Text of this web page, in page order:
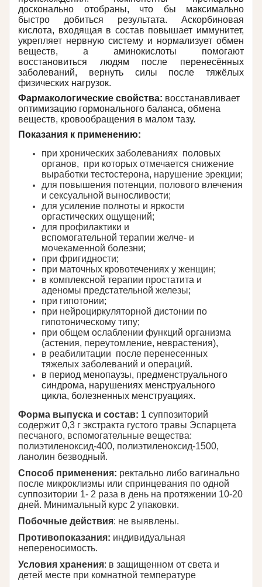
досконально отобраны, что бы максимально
быстро добиться результата. Аскорбиновая
кислота, входящая в состав повышает иммунитет,
укрепляет нервную систему и нормализует обмен
веществ, а аминокислоты помогают
восстановиться людям после перенесённых
заболеваний, вернуть силы после тяжёлых
физических нагрузок.
Фармакологические свойства: восстанавливает
оптимизацию гормонального баланса, обмена
веществ, кровообращения в малом тазу.
Показания к применению:
при хронических заболеваниях половых
органов, при которых отмечается снижение
выработки тестостерона, нарушение эрекции;
для повышения потенции, полового влечения
и сексуальной выносливости;
для усиление полноты и яркости
оргастических ощущений;
для профилактики и
вспомогательной терапии желче- и
мочекаменной болезни;
при фригидности;
при маточных кровотечениях у женщин;
в комплексной терапии простатита и
аденомы предстательной железы;
при гипотонии;
при нейроциркуляторной дистонии по
гипотоническому типу;
при общем ослаблении функций организма
(астения, переутомление, неврастения),
в реабилитации после перенесенных
тяжелых заболеваний и операций.
в период менопаузы, предменструального
синдрома, нарушениях менструального
цикла, болезненных менструациях.
Форма выпуска и состав: 1 суппозиторий
содержит 0,3 г экстракта густого травы Эспарцета
песчаного, вспомогательные вещества:
полиэтиленоксид-400, полиэтиленоксид-1500,
ланолин безводный.
Способ применения: ректально либо вагинально
после микроклизмы или спринцевания по одной
суппозитории 1- 2 раза в день на протяжении 10-20
дней. Минимальный курс 2 упаковки.
Побочные действия: не выявлены.
Противопоказания: индивидуальная
непереносимость.
Условия хранения: в защищенном от света и
детей месте при комнатной температуре